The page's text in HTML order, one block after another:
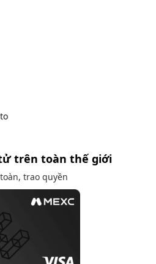
trên toàn thế giới
trao quyền